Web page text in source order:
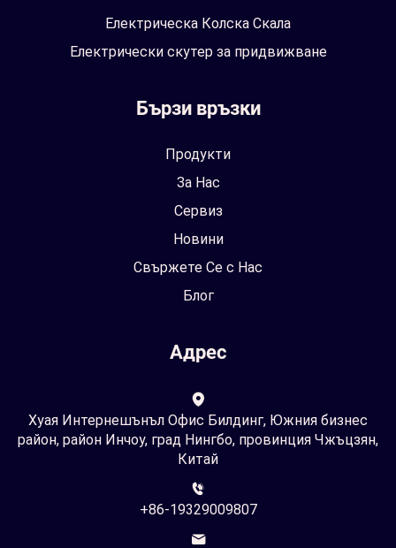
Електрическа Колска Скала
Електрически скутер за придвижване
Бързи връзки
Продукти
За Нас
Сервиз
Новини
Свържете Се с Нас
Блог
Адрес
Хуая Интернешънъл Офис Билдинг, Южния бизнес
район, район Инчоу, град Нингбо, провинция Чжъцзян,
Китай
+86-19329009807